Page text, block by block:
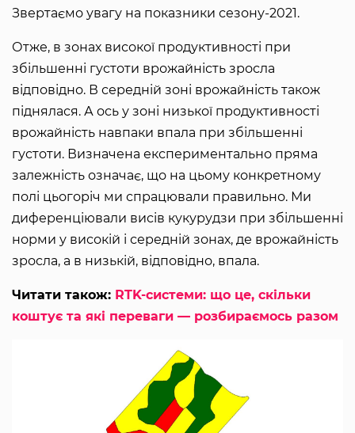
Звертаємо увагу на показники сезону-2021.
Отже, в зонах високої продуктивності при
збільшенні густоти врожайність зросла
відповідно. В середній зоні врожайність також
піднялася. А ось у зоні низької продуктивності
врожайність навпаки впала при збільшенні
густоти. Визначена експериментально пряма
залежність означає, що на цьому конкретному
полі цьогоріч ми спрацювали правильно. Ми
диференціювали висів кукурудзи при збільшенні
норми у високій і середній зонах, де врожайність
зросла, а в низькій, відповідно, впала.
Читати також: RTK-системи: що це, скільки
коштує та які переваги — розбираємось разом